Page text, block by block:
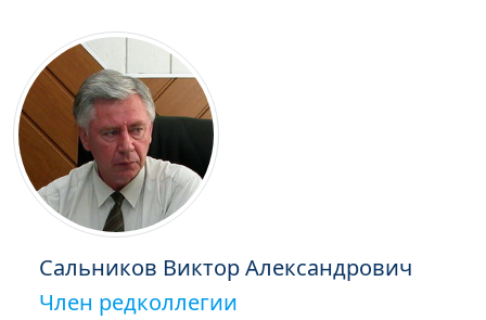
Сальников Виктор Александрович
Член редколлегии